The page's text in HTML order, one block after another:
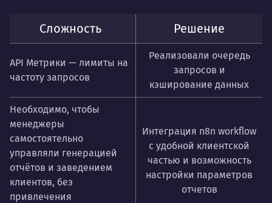
Сложность Решение
API Метрики — лимиты на
частоту запросов
Реализовали очередь
запросов и
кэширование данных
Необходимо, чтобы
менеджеры
самостоятельно
управляли генерацией
отчётов и заведением
клиентов, без
привлечения
Интеграция n8n workflow
с удобной клиентской
частью и возможность
настройки параметров
отчетов